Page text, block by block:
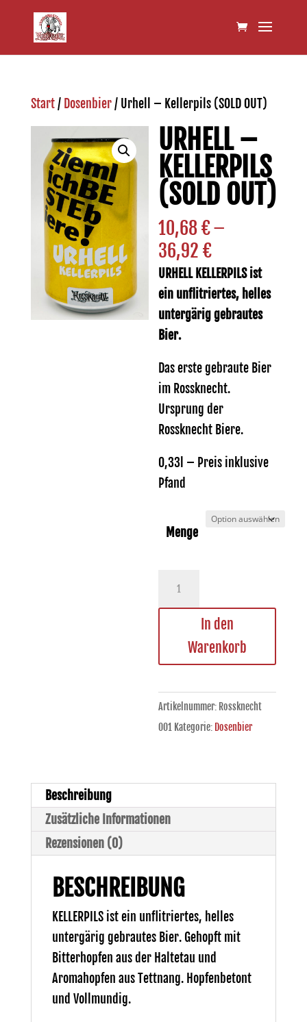
Start/ Dosenbier/ Urhell – Kellerpils (SOLD OUT)
URHELL –
KELLERPILS
(SOLD OUT)
10,68€–
36,92€Preisspanne:
10,68 €
bis
36,92 €
URHELL KELLERPILS ist
ein unflitriertes, helles
untergärig gebrautes
Bier.
Das erste gebraute Bier
im Rossknecht.
Ursprung der
Rossknecht Biere.
0,33l – Preis inklusive
Pfand
Menge
Kellerpils
OUT)
In den
Warenkorb
Artikelnummer: Rossknecht
001 Kategorie: Dosenbier
Beschreibung
Zusätzliche Informationen
Rezensionen (0)
BESCHREIBUNG
KELLERPILS ist ein unflitriertes, helles
untergärig gebrautes Bier. Gehopft mit
Bitterhopfen aus der Haltetau und
Aromahopfen aus Tettnang. Hopfenbetont
und Vollmundig.